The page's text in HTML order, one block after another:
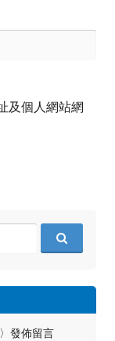
及個人網站網
〉發佈留言